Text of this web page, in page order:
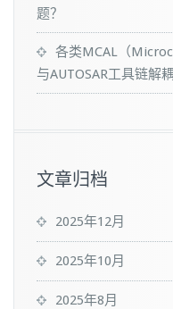
题？
各类MCAL（
与AUTOSAR工具链解耦
文章归档
2025年12月
2025年10月
2025年8月